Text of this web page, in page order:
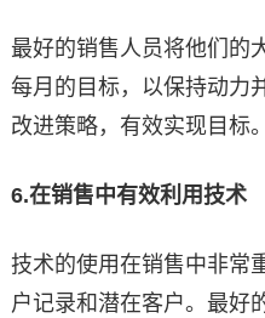
最好的销售人员将他们的
每月的目标，以保持动力
改进策略，有效实现目标。
6.在销售中有效利用技术
技术的使用在销售中非常
户记录和潜在客户。最好